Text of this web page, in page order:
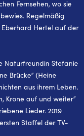
Fernsehen, wo sie
Regelmäßig
Hertel auf der
Naturfreundin Stefanie
Brücke“ (Heine
aus ihrem Leben.
Krone auf und weiter“
Lieder. 2019
Staffel der TV-